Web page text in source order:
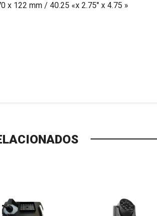
x 122 mm / 40.25 «x 2.75″ x 4.75 »